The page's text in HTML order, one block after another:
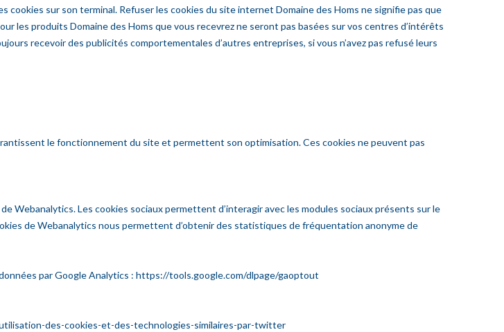
sur son terminal. Refuser les cookies du site internet Domaine des Homs ne signifie pas que
les produits Domaine des Homs que vous recevrez ne seront pas basées sur vos centres d’intérêts
recevoir des publicités comportementales d’autres entreprises, si vous n’avez pas refusé leurs
le fonctionnement du site et permettent son optimisation. Ces cookies ne peuvent pas
Webanalytics. Les cookies sociaux permettent d’interagir avec les modules sociaux présents sur le
de Webanalytics nous permettent d’obtenir des statistiques de fréquentation anonyme de
par Google Analytics : https://tools.google.com/dlpage/gaoptout
des-cookies-et-des-technologies-similaires-par-twitter